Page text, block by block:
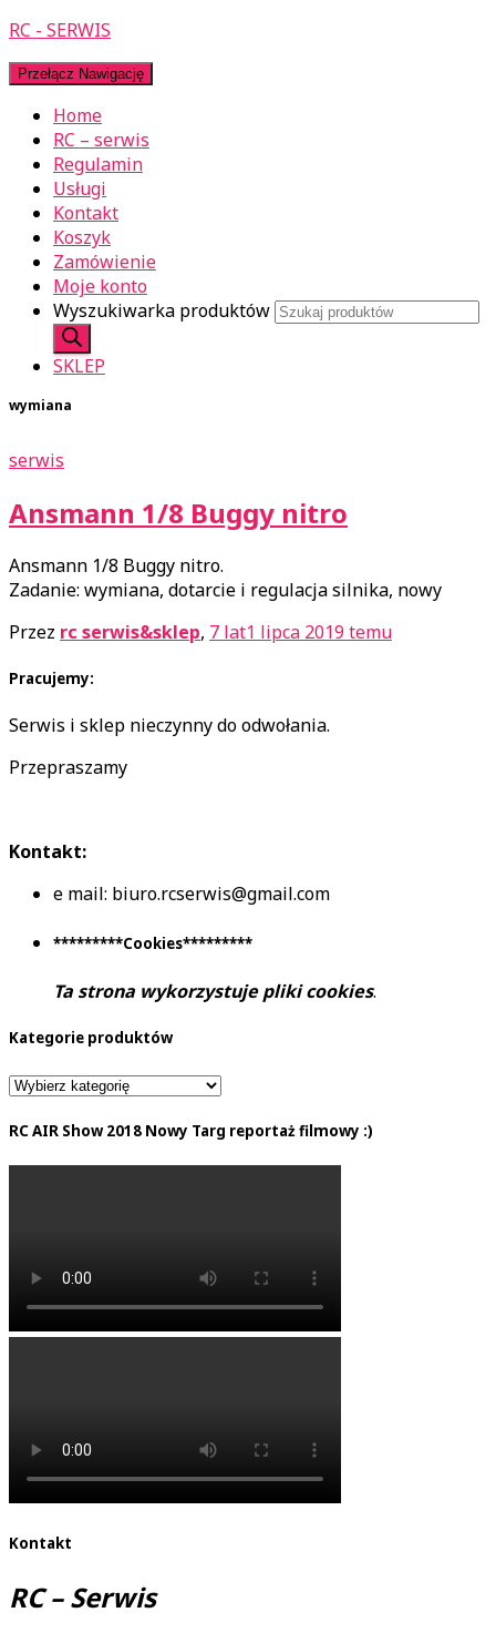
RC - SERWIS
Przełącz Nawigację
Home
RC – serwis
Regulamin
Usługi
Kontakt
Koszyk
Zamówienie
Moje konto
Wyszukiwarka produktów
SKLEP
wymiana
serwis
Ansmann 1/8 Buggy nitro
Ansmann 1/8 Buggy nitro.
Zadanie: wymiana, dotarcie i regulacja silnika, nowy
Przez rc serwis&sklep, 7 lat1 lipca 2019 temu
Pracujemy:
Serwis i sklep nieczynny do odwołania.
Przepraszamy
Kontakt:
e mail: biuro.rcserwis@gmail.com
*********Cookies*********
Ta strona wykorzystuje pliki cookies.
Kategorie produktów
RC AIR Show 2018 Nowy Targ reportaż filmowy :)
Kontakt
RC – Serwis